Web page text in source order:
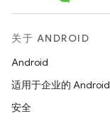
关于 ANDROID
Android
适用于企业的 Android
安全